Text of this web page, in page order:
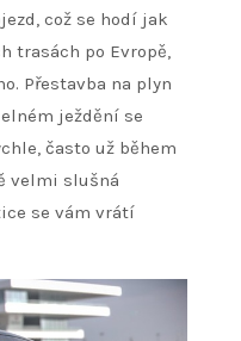
což se hodí jak
trasách po Evropě,
Přestavba na plyn
ježdění se
často už během
velmi slušná
se vám vrátí